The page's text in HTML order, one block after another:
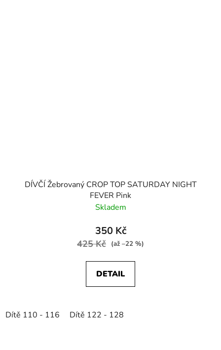
DÍVČÍ Žebrovaný CROP TOP SATURDAY NIGHT
FEVER Pink
Skladem
350 Kč
425 Kč (až –22 %)
DETAIL
Dítě 110 - 116 Dítě 122 - 128